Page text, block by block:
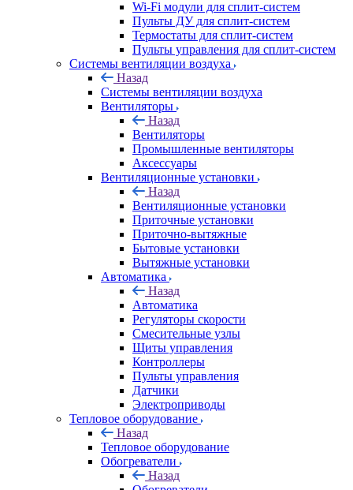
Wi-Fi модули для сплит-систем
Пульты ДУ для сплит-систем
Термостаты для сплит-систем
Пульты управления для сплит-систем
Системы вентиляции воздуха
Назад
Системы вентиляции воздуха
Вентиляторы
Назад
Вентиляторы
Промышленные вентиляторы
Аксессуары
Вентиляционные установки
Назад
Вентиляционные установки
Приточные установки
Приточно-вытяжные
Бытовые установки
Вытяжные установки
Автоматика
Назад
Автоматика
Регуляторы скорости
Смесительные узлы
Щиты управления
Контроллеры
Пульты управления
Датчики
Электроприводы
Тепловое оборудование
Назад
Тепловое оборудование
Обогреватели
Назад